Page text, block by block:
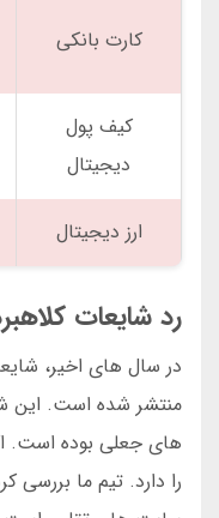
کارت بانکی
کیف پول
دیجیتال
ارز دیجیتال
رد شایعات
در سال های اخیر،
منتشر شده است. این
های جعلی بوده است.